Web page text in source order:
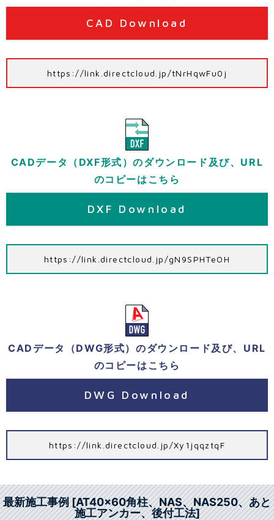
CAD Download
https://link.directcloud.jp/tNrHqwFu0j
CADデータ（DXF形式）のダウンロード及び、URL
のコピーはこちら
DXF Download
https://link.directcloud.jp/gN9SPHTeOH
CADデータ（DWG形式）のダウンロード及び、URL
のコピーはこちら
DWG Download
https://link.directcloud.jp/Xy1jqqztqF
最新施工事例 [AT40x60角柱、NAS、NAS250、あと
施工アンカー、後付工法]